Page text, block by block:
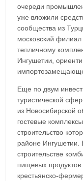
очереди
уже вложили
сообщества из
московский
тепличному
Ингушетии,
Еще по двум
туристической
из Новосибирской
гостевые
строительство
районе
строительстве
пищевых
крестьянско-